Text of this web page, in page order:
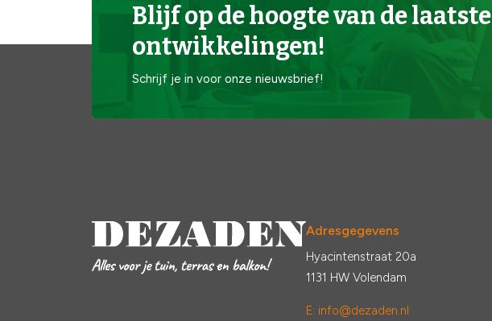
Blijf op de hoogte van de laatste
ontwikkelingen!
Schrijf je in voor onze nieuwsbrief!
Adresgegevens
Hyacintenstraat 20a
1131 HW Volendam
E: info@dezaden.nl